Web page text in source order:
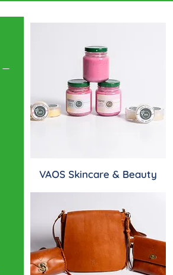
VAOS Skincare & Beauty